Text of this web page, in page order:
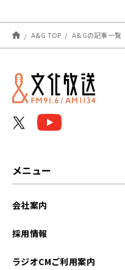
A&G TOP A&Gの記事一覧
メニュー
会社案内
採用情報
ラジオCMご利用案内